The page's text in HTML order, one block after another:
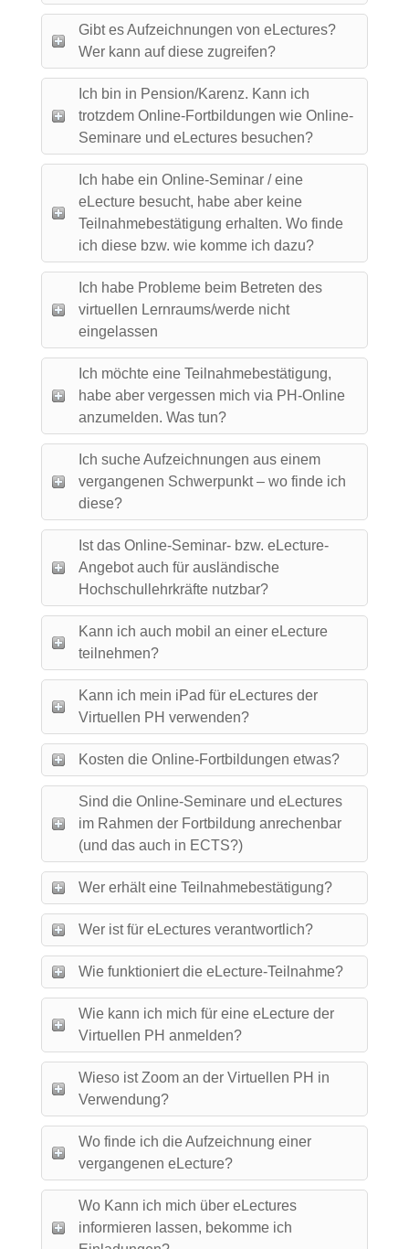
Gibt es Aufzeichnungen von eLectures?
Wer kann auf diese zugreifen?
Ich bin in Pension/Karenz. Kann ich
trotzdem Online-Fortbildungen wie Online-
Seminare und eLectures besuchen?
Ich habe ein Online-Seminar / eine
eLecture besucht, habe aber keine
Teilnahmebestätigung erhalten. Wo finde
ich diese bzw. wie komme ich dazu?
Ich habe Probleme beim Betreten des
virtuellen Lernraums/werde nicht
eingelassen
Ich möchte eine Teilnahmebestätigung,
habe aber vergessen mich via PH-Online
anzumelden. Was tun?
Ich suche Aufzeichnungen aus einem
vergangenen Schwerpunkt – wo finde ich
diese?
Ist das Online-Seminar- bzw. eLecture-
Angebot auch für ausländische
Hochschullehrkräfte nutzbar?
Kann ich auch mobil an einer eLecture
teilnehmen?
Kann ich mein iPad für eLectures der
Virtuellen PH verwenden?
Kosten die Online-Fortbildungen etwas?
Sind die Online-Seminare und eLectures
im Rahmen der Fortbildung anrechenbar
(und das auch in ECTS?)
Wer erhält eine Teilnahmebestätigung?
Wer ist für eLectures verantwortlich?
Wie funktioniert die eLecture-Teilnahme?
Wie kann ich mich für eine eLecture der
Virtuellen PH anmelden?
Wieso ist Zoom an der Virtuellen PH in
Verwendung?
Wo finde ich die Aufzeichnung einer
vergangenen eLecture?
Wo Kann ich mich über eLectures
informieren lassen, bekomme ich